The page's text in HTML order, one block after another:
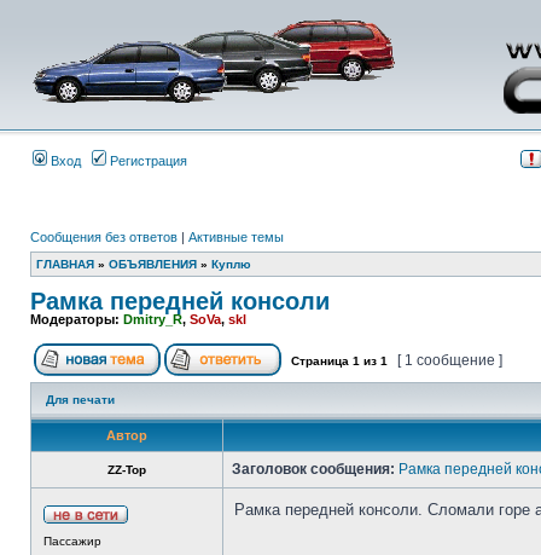
Вход Регистрация
Сообщения без ответов | Активные темы
ГЛАВНАЯ » ОБЪЯВЛЕНИЯ » Куплю
Рамка передней консоли
Модераторы: Dmitry_R, SoVa, skl
Страница 1 из 1 [ 1 сообщение ]
Для печати
Автор
ZZ-Top Заголовок сообщения: Рамка передней
Пассажир
Рамка передней консоли. Сломали